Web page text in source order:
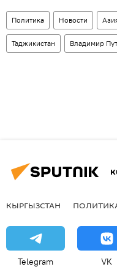
Политика Новости
Таджикистан Владимир
КЫРГЫЗСТАН
Telegram VK